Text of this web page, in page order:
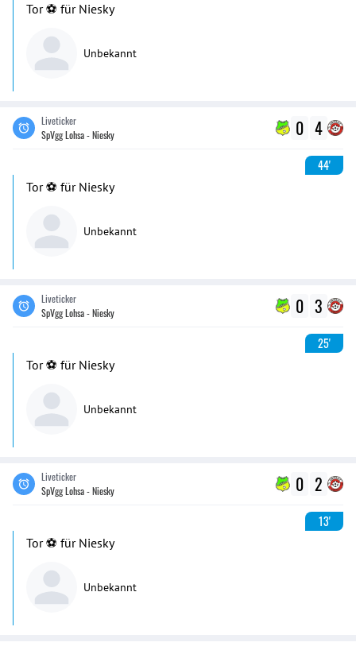
Tor ⚽️ für Niesky
Unbekannt
Liveticker
SpVgg Lohsa - Niesky
0 4
44'
Tor ⚽️ für Niesky
Unbekannt
Liveticker
SpVgg Lohsa - Niesky
0 3
25'
Tor ⚽️ für Niesky
Unbekannt
Liveticker
SpVgg Lohsa - Niesky
0 2
13'
Tor ⚽️ für Niesky
Unbekannt